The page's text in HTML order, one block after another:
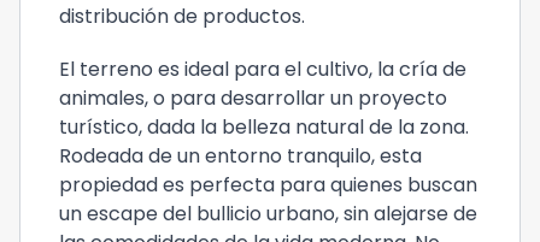
distribución de productos.
El terreno es ideal para el cultivo, la cría de
animales, o para desarrollar un proyecto
turístico, dada la belleza natural de la zona.
Rodeada de un entorno tranquilo, esta
propiedad es perfecta para quienes buscan
un escape del bullicio urbano, sin alejarse de